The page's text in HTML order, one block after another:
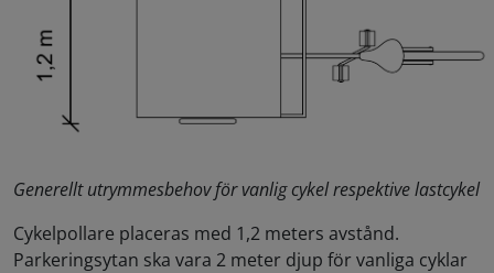
Generellt utrymmesbehov för vanlig cykel respektive lastcykel
Cykelpollare placeras med 1,2 meters avstånd.
Parkeringsytan ska vara 2 meter djup för vanliga cyklar